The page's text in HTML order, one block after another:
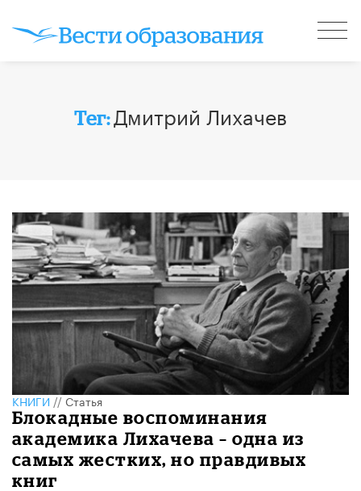
Тег:Дмитрий Лихачев
КНИГИ//Статья
Блокадные воспоминания
академика Лихачева – одна из
самых жестких, но правдивых
книг